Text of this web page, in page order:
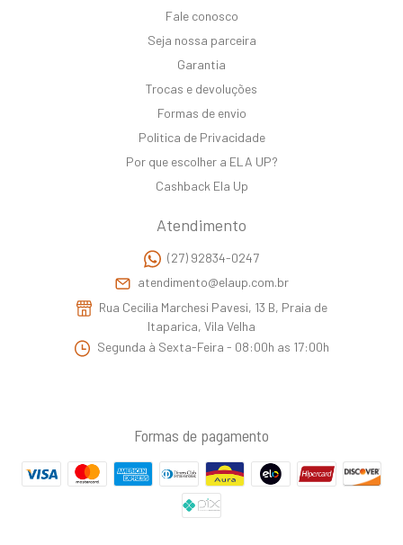
Fale conosco
Seja nossa parceira
Garantia
Trocas e devoluções
Formas de envio
Politica de Privacidade
Por que escolher a ELA UP?
Cashback Ela Up
Atendimento
(27) 92834-0247
atendimento@elaup.com.br
Rua Cecilia Marchesi Pavesi, 13 B, Praia de
Itaparica, Vila Velha
Segunda à Sexta-Feira - 08:00h as 17:00h
Formas de pagamento